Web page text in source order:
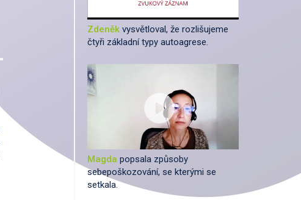
Zdeněk vysvětloval, že rozlišujeme
čtyři základní typy autoagrese.
Magda popsala způsoby
sebepoškozování, se kterými se
setkala.